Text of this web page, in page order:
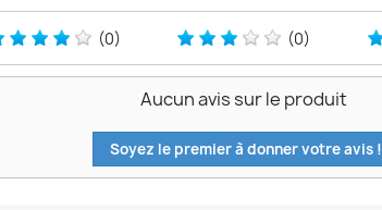
(0) (0)
Aucun avis sur le produit
Soyez le premier à donner votre avis !